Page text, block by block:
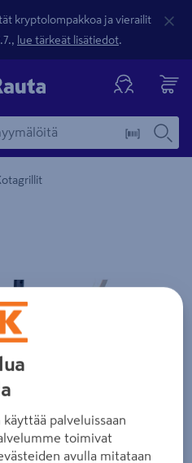
kryptolompakkoa ja vierailit
lue tärkeät lisätiedot.
Tuotteen kuvaus -
palveluissaan
toimivat
avulla mitataan